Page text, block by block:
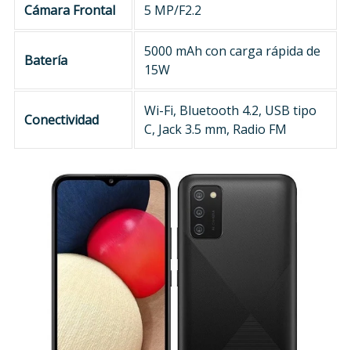
Cámara Frontal 5 MP/F2.2
Batería
5000 mAh con carga rápida de
15W
Conectividad
Wi-Fi, Bluetooth 4.2, USB tipo
C, Jack 3.5 mm, Radio FM